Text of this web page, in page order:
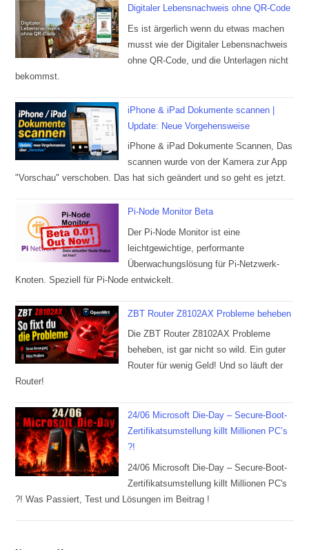
Digitaler Lebensnachweis ohne QR-Code
Es ist ärgerlich wenn du etwas machen
musst wie der Digitaler Lebensnachweis
ohne QR-Code, und die Unterlagen nicht
bekommst.
iPhone & iPad Dokumente scannen |
Update: Neue Vorgehensweise
iPhone & iPad Dokumente Scannen, Das
scannen wurde von der Kamera zur App
"Vorschau" verschoben. Das hat sich geändert und so geht es jetzt.
Pi-Node Monitor Beta
Der Pi-Node Monitor ist eine
leichtgewichtige, performante
Überwachungslösung für Pi-Netzwerk-
Knoten. Speziell für Pi-Node entwickelt.
ZBT Router Z8102AX Probleme beheben
Die ZBT Router Z8102AX Probleme
beheben, ist gar nicht so wild. Ein guter
Router für wenig Geld! Und so läuft der
Router!
24/06 Microsoft Die-Day – Secure-Boot-
Zertifikatsumstellung killt Millionen PC’s
?!
24/06 Microsoft Die-Day – Secure-Boot-
Zertifikatsumstellung killt Millionen PC's
?! Was Passiert, Test und Lösungen im Beitrag !